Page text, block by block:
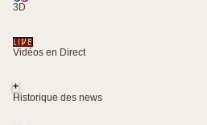
3D
Vidéos en Direct
+
Historique des news